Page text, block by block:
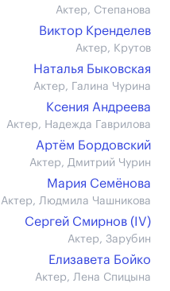
Актер, Степанова
Виктор Кренделев
Актер, Крутов
Наталья Быковская
Актер, Галина Чурина
Ксения Андреева
Актер, Надежда Гаврилова
Артём Бордовский
Актер, Дмитрий Чурин
Мария Семёнова
Актер, Людмила Чашникова
Сергей Смирнов (IV)
Актер, Зарубин
Елизавета Бойко
Актер, Лена Спицына